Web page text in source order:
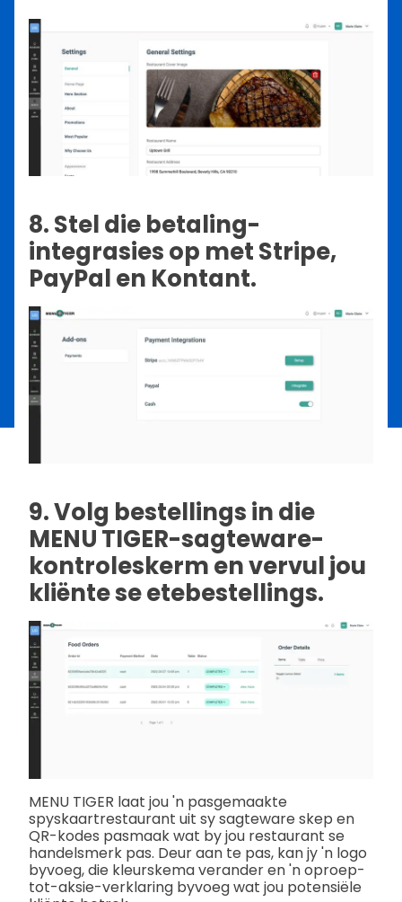
8. Stel die betaling-
integrasies op met Stripe,
PayPal en Kontant.
9. Volg bestellings in die
MENU TIGER-sagteware-
kontroleskerm en vervul jou
kliënte se etebestellings.
MENU TIGER laat jou 'n pasgemaakte
spyskaartrestaurant uit sy sagteware skep en
QR-kodes pasmaak wat by jou restaurant se
handelsmerk pas. Deur aan te pas, kan jy 'n logo
byvoeg, die kleurskema verander en 'n oproep-
tot-aksie-verklaring byvoeg wat jou potensiële